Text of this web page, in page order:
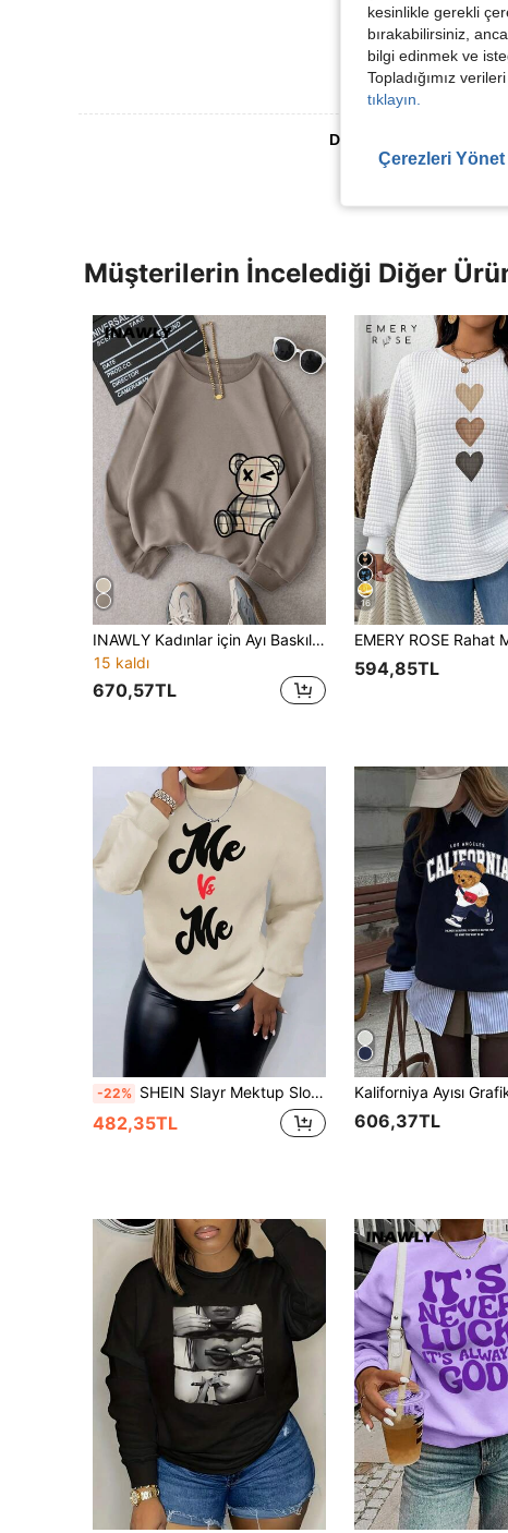
Daha Fazla
Müşterilerin İncelediği Diğer
INAWLY Kadınlar için Ayı Baskılı Yuvarlak Yaka Sweatshirt, Uzun Kollu Üstler, Mezuniyet, Okula Dönüş, Öğretmen, Okula Dönüş Sonbahar Sweatshirt
15 kaldı
670,57TL
16
594,85TL
-22% SHEIN Slayr Mektup Slogan Gündelik Kadın Tişörtü
482,35TL 606,37TL
kesinlikle gerekli
bırakabilirsiniz,
bilgi edinmek ve
Topladığımız
tıklayın.
Çerezleri Yönet